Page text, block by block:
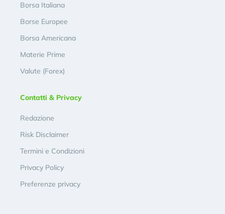
Borsa Italiana
Borse Europee
Borsa Americana
Materie Prime
Valute (Forex)
Contatti & Privacy
Redazione
Risk Disclaimer
Termini e Condizioni
Privacy Policy
Preferenze privacy